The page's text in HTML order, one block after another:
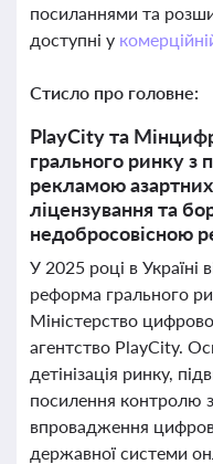
посиланнями та
доступні у
Стисло про головне:
PlayCity та
грального ринку з
рекламою
ліцензування та
недобросовісною
У 2025 році в Україні
реформа грального
Міністерство
агентство PlayCity.
детінізація ринку,
посилення контролю
впровадження
державної системи